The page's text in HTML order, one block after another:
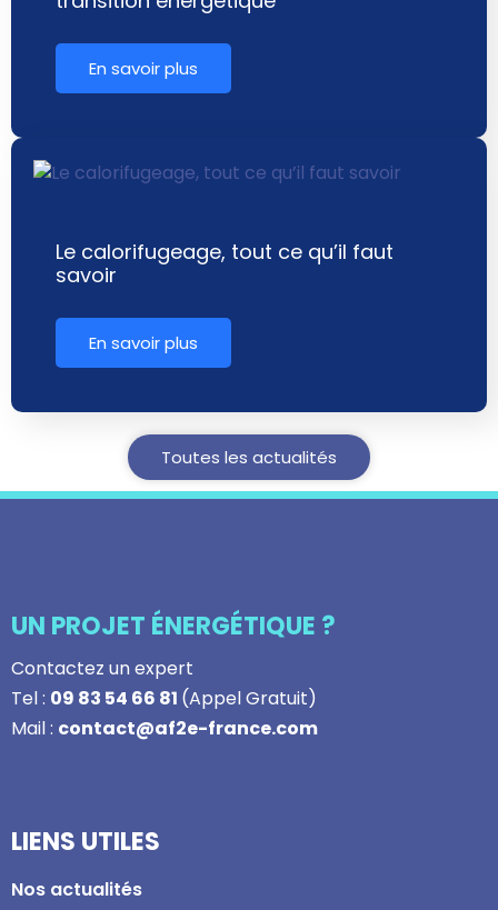
En savoir plus
Le calorifugeage, tout ce qu’il faut
savoir
En savoir plus
Toutes les actualités
UN PROJET ÉNERGÉTIQUE ?
Contactez un expert
Tel : 09 83 54 66 81 (Appel Gratuit)
Mail : contact@af2e-france.com
LIENS UTILES
Nos actualités